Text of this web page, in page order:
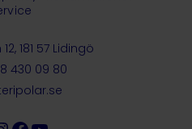
181 57 Lidingö
430 09 80